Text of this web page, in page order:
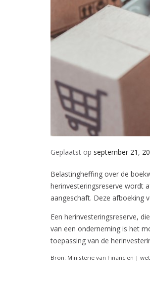
Geplaatst op september 21,
Belastingheffing over de
herinvesteringsreserve wordt
aangeschaft. Deze afboeking
Een herinvesteringsreserve,
van een onderneming is het
toepassing van de
Bron: Ministerie van Financiën |